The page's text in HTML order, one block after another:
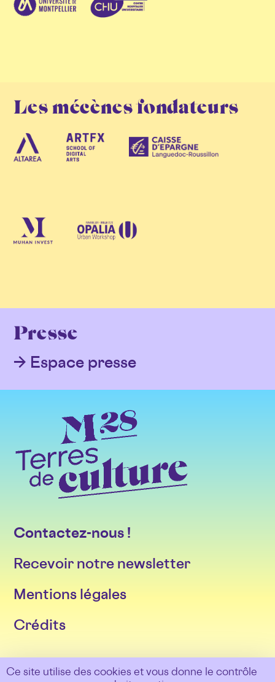
Ce site utilise des cookies et vous donne le contrôle
Les mécènes fondateurs
Presse
Espace presse
Contactez-nous !
Recevoir notre newsletter
Mentions légales
Crédits
Suivez-nous sur les réseaux